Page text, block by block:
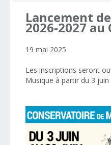
Lancement
2026-2027au
19 mai 2025
Les inscriptions seront
Musique à partir du 3 juin